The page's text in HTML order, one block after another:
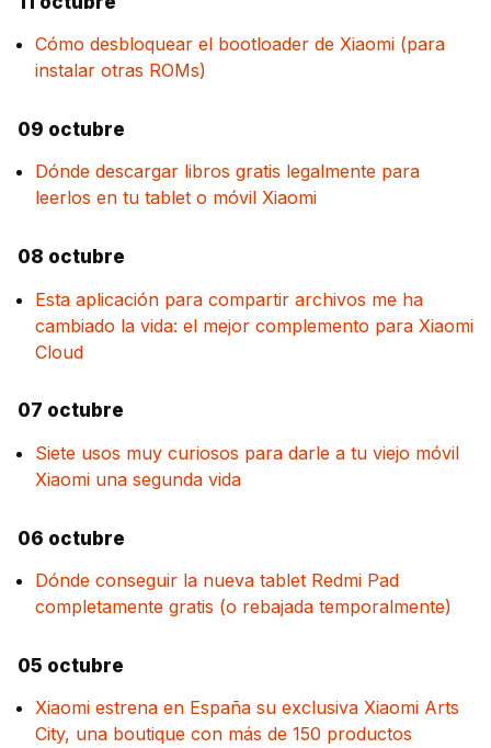
Cómo desbloquear el bootloader de Xiaomi (para
instalar otras ROMs)
09 octubre
Dónde descargar libros gratis legalmente para
leerlos en tu tablet o móvil Xiaomi
08 octubre
Esta aplicación para compartir archivos me ha
cambiado la vida: el mejor complemento para Xiaomi
Cloud
07 octubre
Siete usos muy curiosos para darle a tu viejo móvil
Xiaomi una segunda vida
06 octubre
Dónde conseguir la nueva tablet Redmi Pad
completamente gratis (o rebajada temporalmente)
05 octubre
Xiaomi estrena en España su exclusiva Xiaomi Arts
City, una boutique con más de 150 productos